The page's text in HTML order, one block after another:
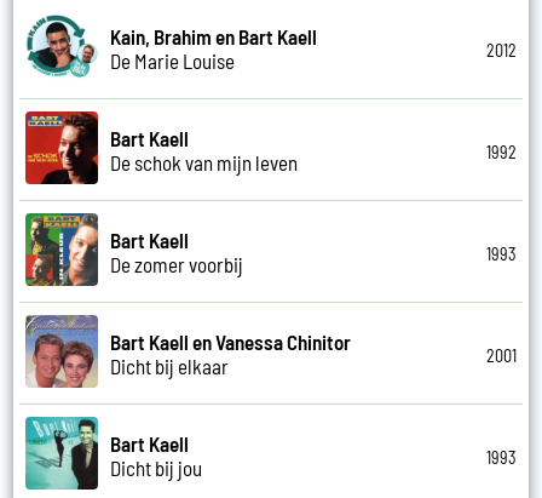
Kain, Brahim en Bart Kaell
De Marie Louise
2012
Bart Kaell
De schok van mijn leven
1992
Bart Kaell
De zomer voorbij
1993
Bart Kaell en Vanessa Chinitor
Dicht bij elkaar
2001
Bart Kaell
Dicht bij jou
1993